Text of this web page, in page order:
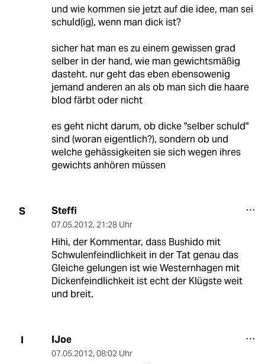
und wie kommen sie jetzt auf die idee, man sei
schuld(ig), wenn man dick ist?
sicher hat man es zu einem gewissen grad
selber in der hand, wie man gewichtsmäßig
dasteht. nur geht das eben ebensowenig
jemand anderen an als ob man sich die haare
blod färbt oder nicht
es geht nicht darum, ob dicke "selber schuld"
sind (woran eigentlich?), sondern ob und
welche gehässigkeiten sie sich wegen ihres
gewichts anhören müssen
S Steffi
07.05.2012, 21:28 Uhr
Hihi, der Kommentar, dass Bushido mit
Schwulenfeindlichkeit in der Tat genau das
Gleiche gelungen ist wie Westernhagen mit
Dickenfeindlichkeit ist echt der Klügste weit
und breit.
I IJoe
07.05.2012, 08:02 Uhr